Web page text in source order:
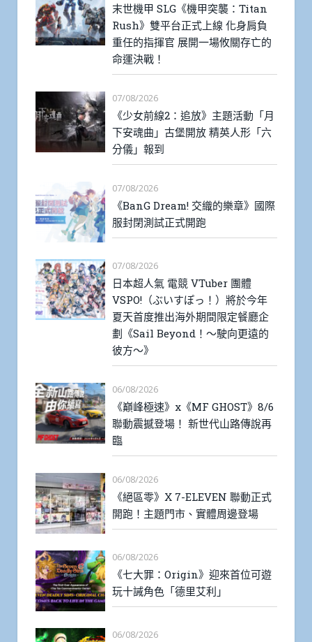
末世機甲 SLG《機甲突襲：Titan
Rush》雙平台正式上線 化身肩負
重任的指揮官 展開一場攸關存亡的
命運決戰！
07/08/2026
《少女前線2：追放》主題活動「月
下安魂曲」古堡開放 精英人形「六
分儀」報到
07/08/2026
《BanG Dream! 交織的樂章》國際
服封閉測試正式開跑
07/08/2026
日本超人氣 電競 VTuber 團體
VSPO!（ぶいすぽっ！）將於今年
夏天首度推出海外期間限定餐廳企
劃《Sail Beyond！～駛向更遠的
彼方～》
06/08/2026
《巔峰極速》x《MF GHOST》8/6
聯動震撼登場！ 新世代山路傳說再
臨
06/08/2026
《絕區零》X 7-ELEVEN 聯動正式
開跑！主題門市、實體周邊登場
06/08/2026
《七大罪：Origin》迎來首位可遊
玩十誡角色「德里艾利」
06/08/2026